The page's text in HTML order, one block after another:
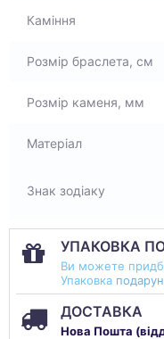
Каміння
Розмір браслета, см
Розмір каменя, мм
Матеріал
Знак зодіаку
УПАКОВКА
Ви можете
Упаковка
ДОСТАВКА
Нова Пошта (